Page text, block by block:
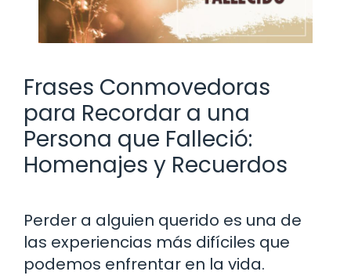
Frases Conmovedoras
para Recordar a una
Persona que Falleció:
Homenajes y Recuerdos
Perder a alguien querido es una de
las experiencias más difíciles que
podemos enfrentar en la vida.